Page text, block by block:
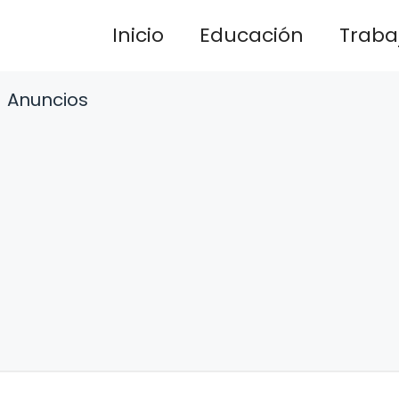
Inicio Educación
Anuncios